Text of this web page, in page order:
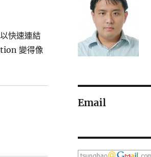
快速連結
變得像
Email